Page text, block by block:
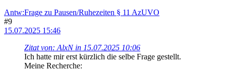
Antw:Frage zu Pausen/Ruhezeiten § 11 AzUVO
#9
15.07.2025 15:46
Zitat von: AlxN in 15.07.2025 10:06
Ich hatte mir erst kürzlich die selbe Frage gestellt.
Meine Recherche: